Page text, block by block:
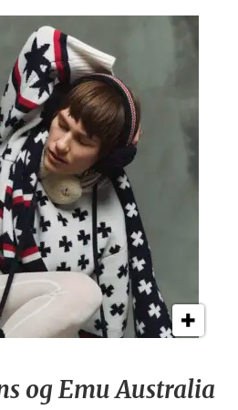
og Emu Australia